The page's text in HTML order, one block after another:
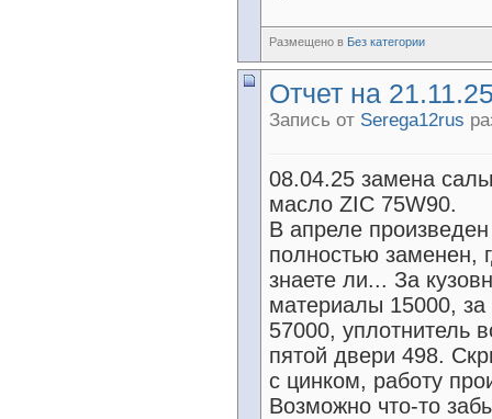
Размещено в Без категории
Отчет на
Запись от Serega12rus
08.04.25 замена
масло ZIC 75W90.
В апреле
полностью заменен,
знаете ли... За
материалы 15000, за
57000, уплотнитель
пятой двери 498.
с цинком, работу
Возможно что-то